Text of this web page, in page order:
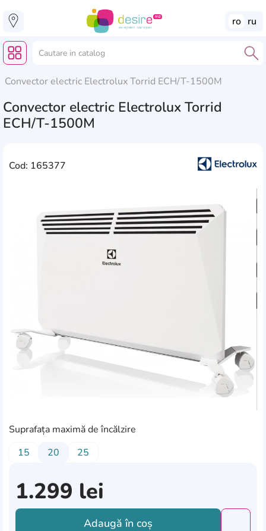
ro ru
Convector electric Electrolux Torrid ECH/T-1500M
Convector electric Electrolux Torrid
ECH/T-1500M
Cod: 165377
Suprafața maximă de încălzire
15
20 25
1.299 lei
Adaugă în coș